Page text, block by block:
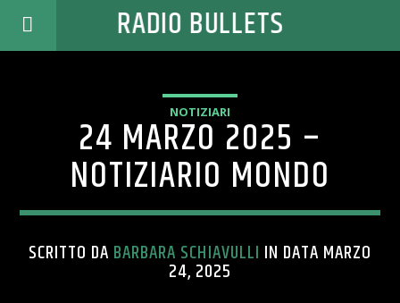
RADIO BULLETS
NOTIZIARI
24 MARZO 2025 –
NOTIZIARIO MONDO
SCRITTO DA BARBARA SCHIAVULLI IN DATA MARZO
24, 2025